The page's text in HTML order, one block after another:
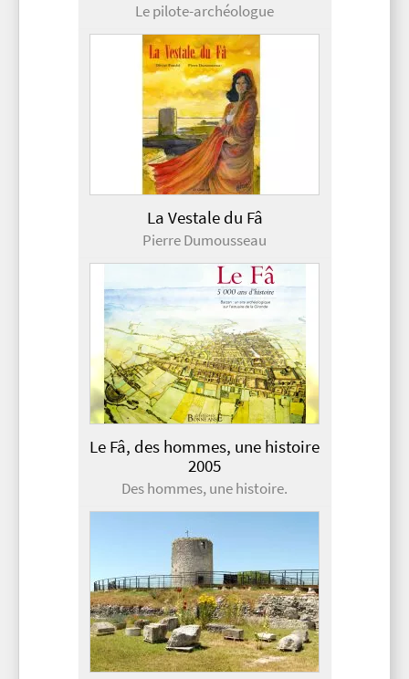
Le pilote-archéologue
La Vestale du Fâ
Pierre Dumousseau
Le Fâ, des hommes, une histoire
2005
Des hommes, une histoire.